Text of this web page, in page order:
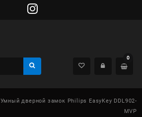
0
Умный дверной замок Philips EasyKey DDL902-
MVP